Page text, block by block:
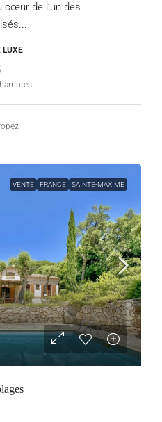
cœur de l’un des
LUXE
VENTE FRANCE SAINTE-MAXIME